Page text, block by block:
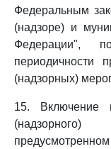
Федеральным
(надзоре) и
Федерации",
периодичности
(надзорных)
15. Включение